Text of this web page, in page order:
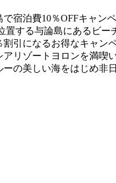
置する与論島にあるビ
引になるお得なキャ
リゾートヨロンを満
の美しい海をはじめ非